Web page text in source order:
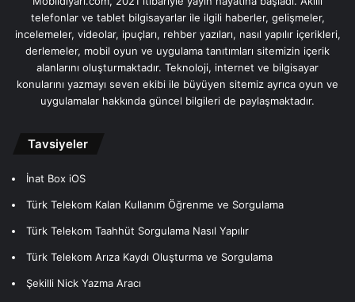
telefonlar ve tablet bilgisayarlar ile ilgili haberler, gelişmeler,
incelemeler, videolar, ipuçları, rehber yazıları, nasıl yapılır içerikleri,
derlemeler, mobil oyun ve uygulama tanıtımları sitemizin içerik
alanlarını oluşturmaktadır. Teknoloji, internet ve bilgisayar
konularını yazmayı seven ekibi ile büyüyen sitemiz ayrıca oyun ve
uygulamalar hakkında güncel bilgileri de paylaşmaktadır.
Tavsiyeler
İnat Box iOS
Türk Telekom Kalan Kullanım Öğrenme ve Sorgulama
Türk Telekom Taahhüt Sorgulama Nasıl Yapılır
Türk Telekom Arıza Kaydı Oluşturma ve Sorgulama
Şekilli Nick Yazma Aracı